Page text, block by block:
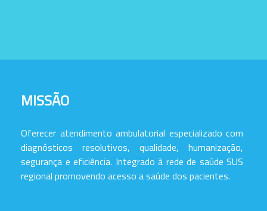
MISSÃO
Oferecer atendimento ambulatorial especializado com
diagnósticos resolutivos, qualidade, humanização,
segurança e eficiência. Integrado à rede de saúde SUS
regional promovendo acesso a saúde dos pacientes.